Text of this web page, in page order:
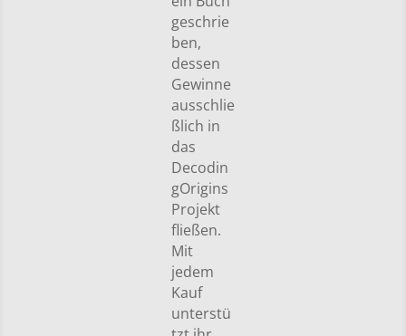
geschrie
ben,
dessen
Gewinne
ausschlie
ßlich in
das
Decodin
gOrigins
Projekt
fließen.
Mit
jedem
Kauf
unterstü